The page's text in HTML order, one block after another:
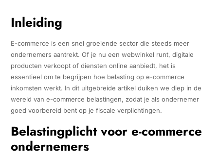
Inleiding
E-commerce is een snel groeiende sector die steeds meer
ondernemers aantrekt. Of je nu een webwinkel runt, digitale
producten verkoopt of diensten online aanbiedt, het is
essentieel om te begrijpen hoe belasting op e-commerce
inkomsten werkt. In dit uitgebreide artikel duiken we diep in de
wereld van e-commerce belastingen, zodat je als ondernemer
goed voorbereid bent op je fiscale verplichtingen.
Belastingplicht voor e-commerce
ondernemers